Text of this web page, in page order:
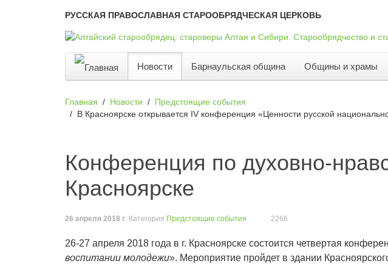
РУССКАЯ ПРАВОСЛАВНАЯ СТАРООБРЯДЧЕСКАЯ ЦЕРКОВЬ
Новости Барнаульская община Общины и храмы
Главная Новости
Предстоящие события
В Красноярске открывается IV конференция «Ценности русской
Конференция по духовно-
Красноярске
26 апреля 2018 г. Категория Предстоящие события 2266
26-27 апреля 2018 года в г. Красноярске состоится четвертая
воспитании молодежи». Мероприятие пройдет в здании